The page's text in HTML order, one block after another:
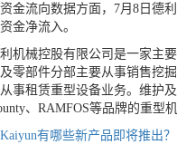
流向数据方面，7月8日德利
金净流入。
械控股有限公司是一家主要
零部件分部主要从事销售挖
事租赁重型设备业务。维护
、RAMFOS等品牌的重型机
Kaiyun有哪些新产品即将推出？